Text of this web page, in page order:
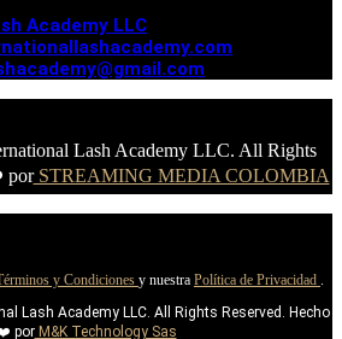
Academy LLC
Lash Academy LLC. All Rights
porSTREAMING MEDIA COLOMBIA
y Condiciones y nuestra Política de Privacidad .
Lash Academy LLC. All Rights Reserved. Hecho
porM&K Technology Sas